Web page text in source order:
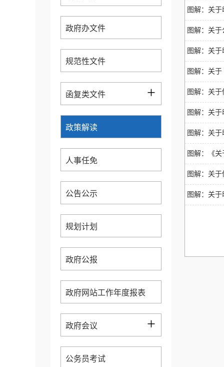
政府办文件
规范性文件
函复类文件 +
政策解读
人事任免
公告公示
规划计划
政府公报
政府网站工作年度报表
政府会议 +
公务员考试
图解：关
图解：关
图解：关
图解：关
图解：关
图解：关
图解：关
图解：《
图解：关
图解：关